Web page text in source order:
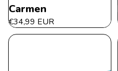
Carmen
€34,99 EUR